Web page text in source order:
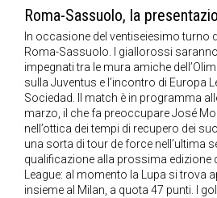
Roma-Sassuolo, la
In occasione del ventiseiesimo turno
Roma-Sassuolo. I giallorossi
impegnati tra le mura amiche
sulla Juventus e l’incontro di Europa
Sociedad. Il match è in programma
marzo, il che fa preoccupare José
nell’ottica dei tempi di recupero dei
una sorta di tour de force nell’ultima
qualificazione alla prossima edizione
League: al momento la Lupa si trova
insieme al Milan, a quota 47 punti. I